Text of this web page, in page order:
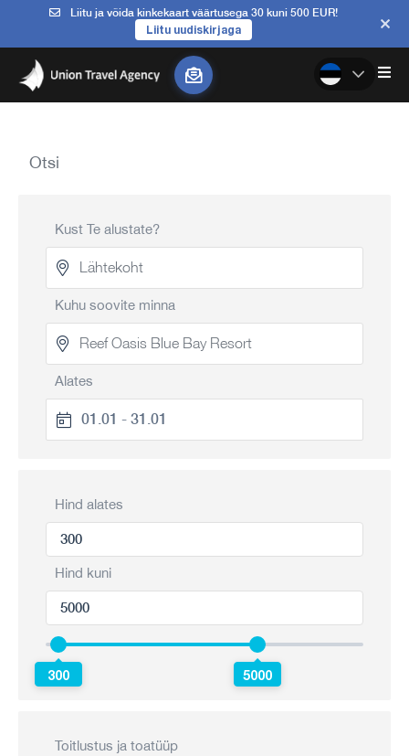
Liitu ja võida kinkekaart väärtusega 30 kuni 500 EUR!
Liitu uudiskirjaga
Otsi
Kust Te alustate?
Kuhu soovite minna
Alates
Hind alates
Hind kuni
300 5000
Toitlustus ja toatüüp